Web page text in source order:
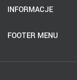
INFORMACJE
FOOTER MENU